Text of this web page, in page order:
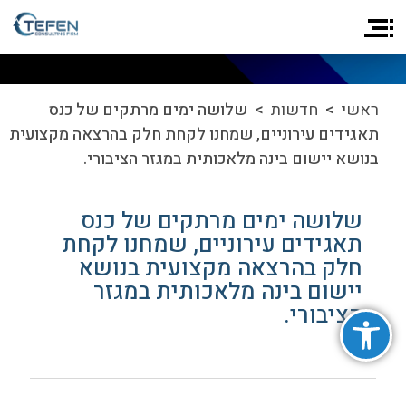
פתח סרגל נגישות
ראשי > חדשות > שלושה ימים מרתקים של כנס
תאגידים עירוניים, שמחנו לקחת חלק בהרצאה מקצועית
בנושא יישום בינה מלאכותית במגזר הציבורי.
שלושה ימים מרתקים של כנס
תאגידים עירוניים, שמחנו לקחת
חלק בהרצאה מקצועית בנושא
יישום בינה מלאכותית במגזר
הציבורי.